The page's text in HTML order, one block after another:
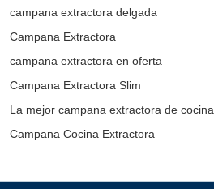
campana extractora delgada
Campana Extractora
campana extractora en oferta​
Campana Extractora Slim
La mejor campana extractora de cocina
Campana Cocina Extractora